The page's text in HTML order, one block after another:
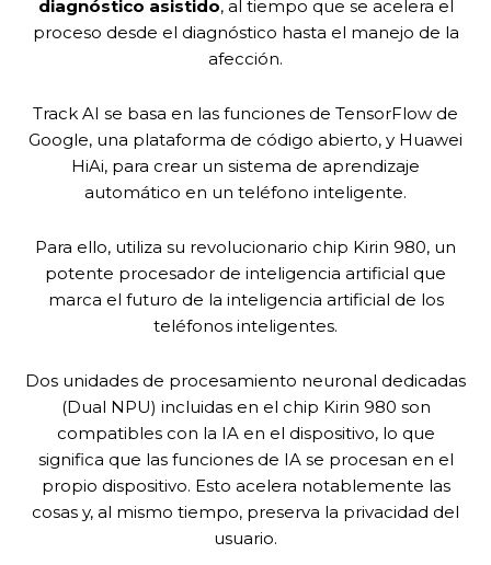
diagnóstico asistido, al tiempo que se acelera el
proceso desde el diagnóstico hasta el manejo de la
afección.
Track AI se basa en las funciones de TensorFlow de
Google, una plataforma de código abierto, y Huawei
HiAi, para crear un sistema de aprendizaje
automático en un teléfono inteligente.
Para ello, utiliza su revolucionario chip Kirin 980, un
potente procesador de inteligencia artificial que
marca el futuro de la inteligencia artificial de los
teléfonos inteligentes.
Dos unidades de procesamiento neuronal dedicadas
(Dual NPU) incluidas en el chip Kirin 980 son
compatibles con la IA en el dispositivo, lo que
significa que las funciones de IA se procesan en el
propio dispositivo. Esto acelera notablemente las
cosas y, al mismo tiempo, preserva la privacidad del
usuario.